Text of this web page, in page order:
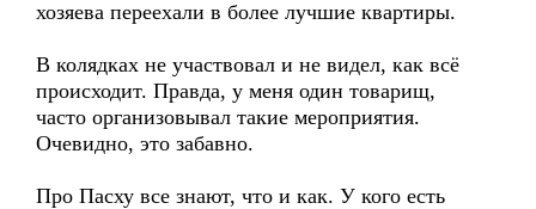
хозяева переехали в более лучшие квартиры.
В колядках не участвовал и не видел, как всё
происходит. Правда, у меня один товарищ,
часто организовывал такие мероприятия.
Очевидно, это забавно.
Про Пасху все знают, что и как. У кого есть